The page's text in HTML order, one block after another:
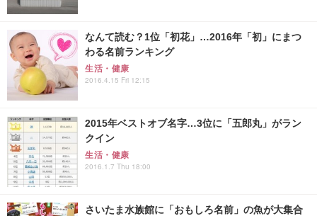
なんて読む？1位「初花」…2016年「初」にまつ
わる名前ランキング
生活・健康
2016.4.15 Fri 12:15
2015年ベストオブ名字…3位に「五郎丸」がラン
クイン
生活・健康
2016.1.7 Thu 18:00
さいたま水族館に「おもしろ名前」の魚が大集合